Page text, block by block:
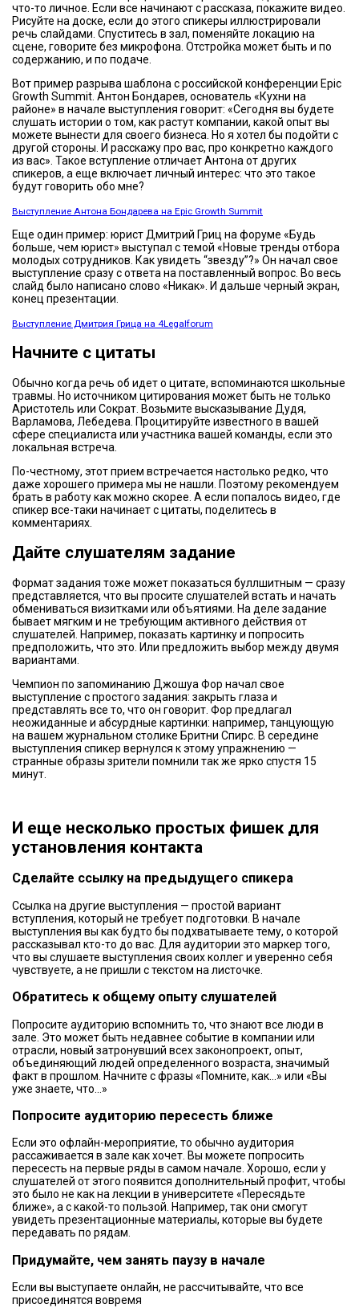
что-то личное. Если все начинают с рассказа, покажите видео.
Рисуйте на доске, если до этого спикеры иллюстрировали
речь слайдами. Спуститесь в зал, поменяйте локацию на
сцене, говорите без микрофона. Отстройка может быть и по
содержанию, и по подаче.
Вот пример разрыва шаблона с российской конференции Epic
Growth Summit. Антон Бондарев, основатель «Кухни на
районе» в начале выступления говорит: «Сегодня вы будете
слушать истории о том, как растут компании, какой опыт вы
можете вынести для своего бизнеса. Но я хотел бы подойти с
другой стороны. И расскажу про вас, про конкретно каждого
из вас». Такое вступление отличает Антона от других
спикеров, а еще включает личный интерес: что это такое
будут говорить обо мне?
Выступление Антона Бондарева на Epic Growth Summit
Еще один пример: юрист Дмитрий Гриц на форуме «Будь
больше, чем юрист» выступал с темой «Новые тренды отбора
молодых сотрудников. Как увидеть “звезду”?» Он начал свое
выступление сразу с ответа на поставленный вопрос. Во весь
слайд было написано слово «Никак». И дальше черный экран,
конец презентации.
Выступление Дмитрия Грица на 4Legalforum
Начните с цитаты
Обычно когда речь об идет о цитате, вспоминаются школьные
травмы. Но источником цитирования может быть не только
Аристотель или Сократ. Возьмите высказывание Дудя,
Варламова, Лебедева. Процитируйте известного в вашей
сфере специалиста или участника вашей команды, если это
локальная встреча.
По-честному, этот прием встречается настолько редко, что
даже хорошего примера мы не нашли. Поэтому рекомендуем
брать в работу как можно скорее. А если попалось видео, где
спикер все-таки начинает с цитаты, поделитесь в
комментариях.
Дайте слушателям задание
Формат задания тоже может показаться буллшитным — сразу
представляется, что вы просите слушателей встать и начать
обмениваться визитками или объятиями. На деле задание
бывает мягким и не требующим активного действия от
слушателей. Например, показать картинку и попросить
предположить, что это. Или предложить выбор между двумя
вариантами.
Чемпион по запоминанию Джошуа Фор начал свое
выступление с простого задания: закрыть глаза и
представлять все то, что он говорит. Фор предлагал
неожиданные и абсурдные картинки: например, танцующую
на вашем журнальном столике Бритни Спирс. В середине
выступления спикер вернулся к этому упражнению —
странные образы зрители помнили так же ярко спустя 15
минут.
И еще несколько простых фишек для
установления контакта
Сделайте ссылку на предыдущего спикера
Ссылка на другие выступления — простой вариант
вступления, который не требует подготовки. В начале
выступления вы как будто бы подхватываете тему, о которой
рассказывал кто-то до вас. Для аудитории это маркер того,
что вы слушаете выступления своих коллег и уверенно себя
чувствуете, а не пришли с текстом на листочке.
Обратитесь к общему опыту слушателей
Попросите аудиторию вспомнить то, что знают все люди в
зале. Это может быть недавнее событие в компании или
отрасли, новый затронувший всех законопроект, опыт,
объединяющий людей определенного возраста, значимый
факт в прошлом. Начните с фразы «Помните, как...» или «Вы
уже знаете, что...»
Попросите аудиторию пересесть ближе
Если это офлайн-мероприятие, то обычно аудитория
рассаживается в зале как хочет. Вы можете попросить
пересесть на первые ряды в самом начале. Хорошо, если у
слушателей от этого появится дополнительный профит, чтобы
это было не как на лекции в университете «Пересядьте
ближе», а с какой-то пользой. Например, так они смогут
увидеть презентационные материалы, которые вы будете
передавать по рядам.
Придумайте, чем занять паузу в начале
Если вы выступаете онлайн, не рассчитывайте, что все
присоединятся вовремя